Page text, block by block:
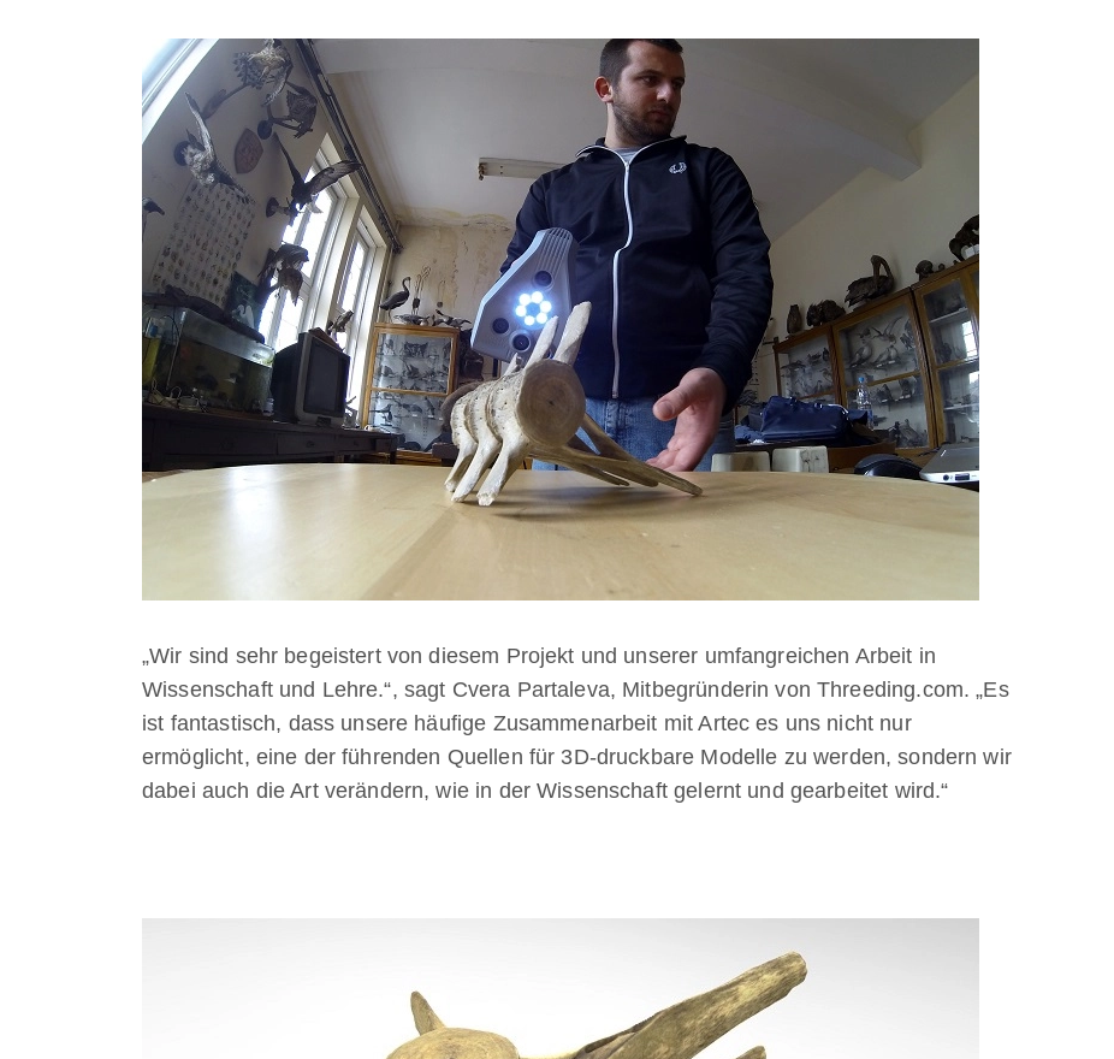
„Wir sind sehr begeistert von diesem Projekt und unserer umfangreichen Arbeit in
Wissenschaft und Lehre.“, sagt Cvera Partaleva, Mitbegründerin von Threeding.com. „Es
ist fantastisch, dass unsere häufige Zusammenarbeit mit Artec es uns nicht nur
ermöglicht, eine der führenden Quellen für 3D-druckbare Modelle zu werden, sondern wir
dabei auch die Art verändern, wie in der Wissenschaft gelernt und gearbeitet wird.“